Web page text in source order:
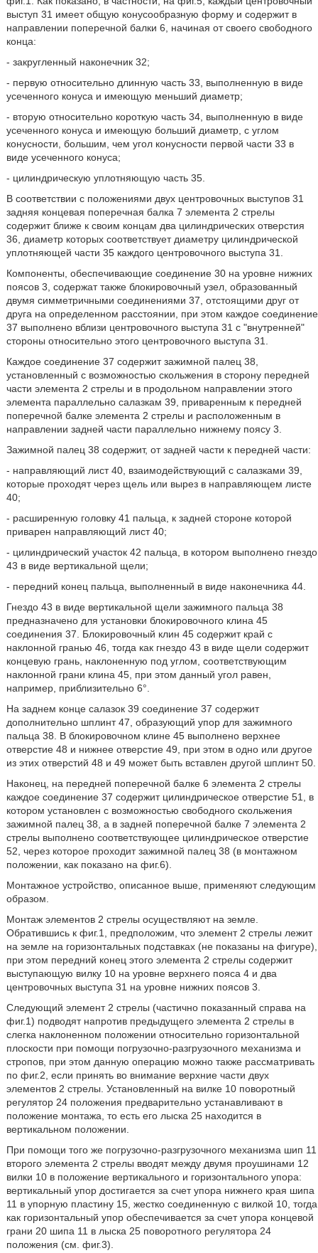
выступ 31 имеет общую конусообразную форму и содержит в
направлении поперечной балки 6, начиная от своего свободного
конца:
- закругленный наконечник 32;
- первую относительно длинную часть 33, выполненную в виде
усеченного конуса и имеющую меньший диаметр;
- вторую относительно короткую часть 34, выполненную в виде
усеченного конуса и имеющую больший диаметр, с углом
конусности, большим, чем угол конусности первой части 33 в
виде усеченного конуса;
- цилиндрическую уплотняющую часть 35.
В соответствии с положениями двух центровочных выступов 31
задняя концевая поперечная балка 7 элемента 2 стрелы
содержит ближе к своим концам два цилиндрических отверстия
36, диаметр которых соответствует диаметру цилиндрической
уплотняющей части 35 каждого центровочного выступа 31.
Компоненты, обеспечивающие соединение 30 на уровне нижних
поясов 3, содержат также блокировочный узел, образованный
двумя симметричными соединениями 37, отстоящими друг от
друга на определенном расстоянии, при этом каждое соединение
37 выполнено вблизи центровочного выступа 31 с "внутренней"
стороны относительно этого центровочного выступа 31.
Каждое соединение 37 содержит зажимной палец 38,
установленный с возможностью скольжения в сторону передней
части элемента 2 стрелы и в продольном направлении этого
элемента параллельно салазкам 39, приваренным к передней
поперечной балке элемента 2 стрелы и расположенным в
направлении задней части параллельно нижнему поясу 3.
Зажимной палец 38 содержит, от задней части к передней части:
- направляющий лист 40, взаимодействующий с салазками 39,
которые проходят через щель или вырез в направляющем листе
40;
- расширенную головку 41 пальца, к задней стороне которой
приварен направляющий лист 40;
- цилиндрический участок 42 пальца, в котором выполнено гнездо
43 в виде вертикальной щели;
- передний конец пальца, выполненный в виде наконечника 44.
Гнездо 43 в виде вертикальной щели зажимного пальца 38
предназначено для установки блокировочного клина 45
соединения 37. Блокировочный клин 45 содержит край с
наклонной гранью 46, тогда как гнездо 43 в виде щели содержит
концевую грань, наклоненную под углом, соответствующим
наклонной грани клина 45, при этом данный угол равен,
например, приблизительно 6°.
На заднем конце салазок 39 соединение 37 содержит
дополнительно шплинт 47, образующий упор для зажимного
пальца 38. В блокировочном клине 45 выполнено верхнее
отверстие 48 и нижнее отверстие 49, при этом в одно или другое
из этих отверстий 48 и 49 может быть вставлен другой шплинт 50.
Наконец, на передней поперечной балке 6 элемента 2 стрелы
каждое соединение 37 содержит цилиндрическое отверстие 51, в
котором установлен с возможностью свободного скольжения
зажимной палец 38, а в задней поперечной балке 7 элемента 2
стрелы выполнено соответствующее цилиндрическое отверстие
52, через которое проходит зажимной палец 38 (в монтажном
положении, как показано на фиг.6).
Монтажное устройство, описанное выше, применяют следующим
образом.
Монтаж элементов 2 стрелы осуществляют на земле.
Обратившись к фиг.1, предположим, что элемент 2 стрелы лежит
на земле на горизонтальных подставках (не показаны на фигуре),
при этом передний конец этого элемента 2 стрелы содержит
выступающую вилку 10 на уровне верхнего пояса 4 и два
центровочных выступа 31 на уровне нижних поясов 3.
Следующий элемент 2 стрелы (частично показанный справа на
фиг.1) подводят напротив предыдущего элемента 2 стрелы в
слегка наклоненном положении относительно горизонтальной
плоскости при помощи погрузочно-разгрузочного механизма и
стропов, при этом данную операцию можно также рассматривать
по фиг.2, если принять во внимание верхние части двух
элементов 2 стрелы. Установленный на вилке 10 поворотный
регулятор 24 положения предварительно устанавливают в
положение монтажа, то есть его лыска 25 находится в
вертикальном положении.
При помощи того же погрузочно-разгрузочного механизма шип 11
второго элемента 2 стрелы вводят между двумя проушинами 12
вилки 10 в положение вертикального и горизонтального упора:
вертикальный упор достигается за счет упора нижнего края шипа
11 в упорную пластину 15, жестко соединенную с вилкой 10, тогда
как горизонтальный упор обеспечивается за счет упора концевой
грани 20 шипа 11 в лыска 25 поворотного регулятора 24
положения (см. фиг.3).